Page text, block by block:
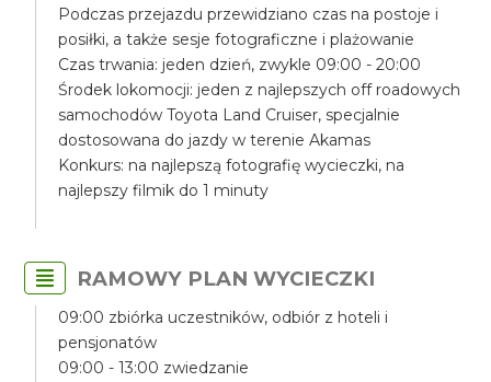
Podczas przejazdu przewidziano czas na postoje i
posiłki, a także sesje fotograficzne i plażowanie
Czas trwania: jeden dzień, zwykle 09:00 - 20:00
Środek lokomocji: jeden z najlepszych off roadowych
samochodów Toyota Land Cruiser, specjalnie
dostosowana do jazdy w terenie Akamas
Konkurs: na najlepszą fotografię wycieczki, na
najlepszy filmik do 1 minuty
RAMOWY PLAN WYCIECZKI
09:00 zbiórka uczestników, odbiór z hoteli i
pensjonatów
09:00 - 13:00 zwiedzanie